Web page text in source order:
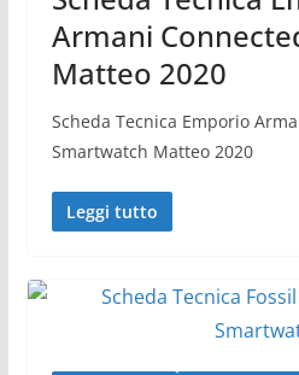
Armani
Matteo 2020
Scheda Tecnica Emporio
Smartwatch Matteo 2020
Leggi tutto